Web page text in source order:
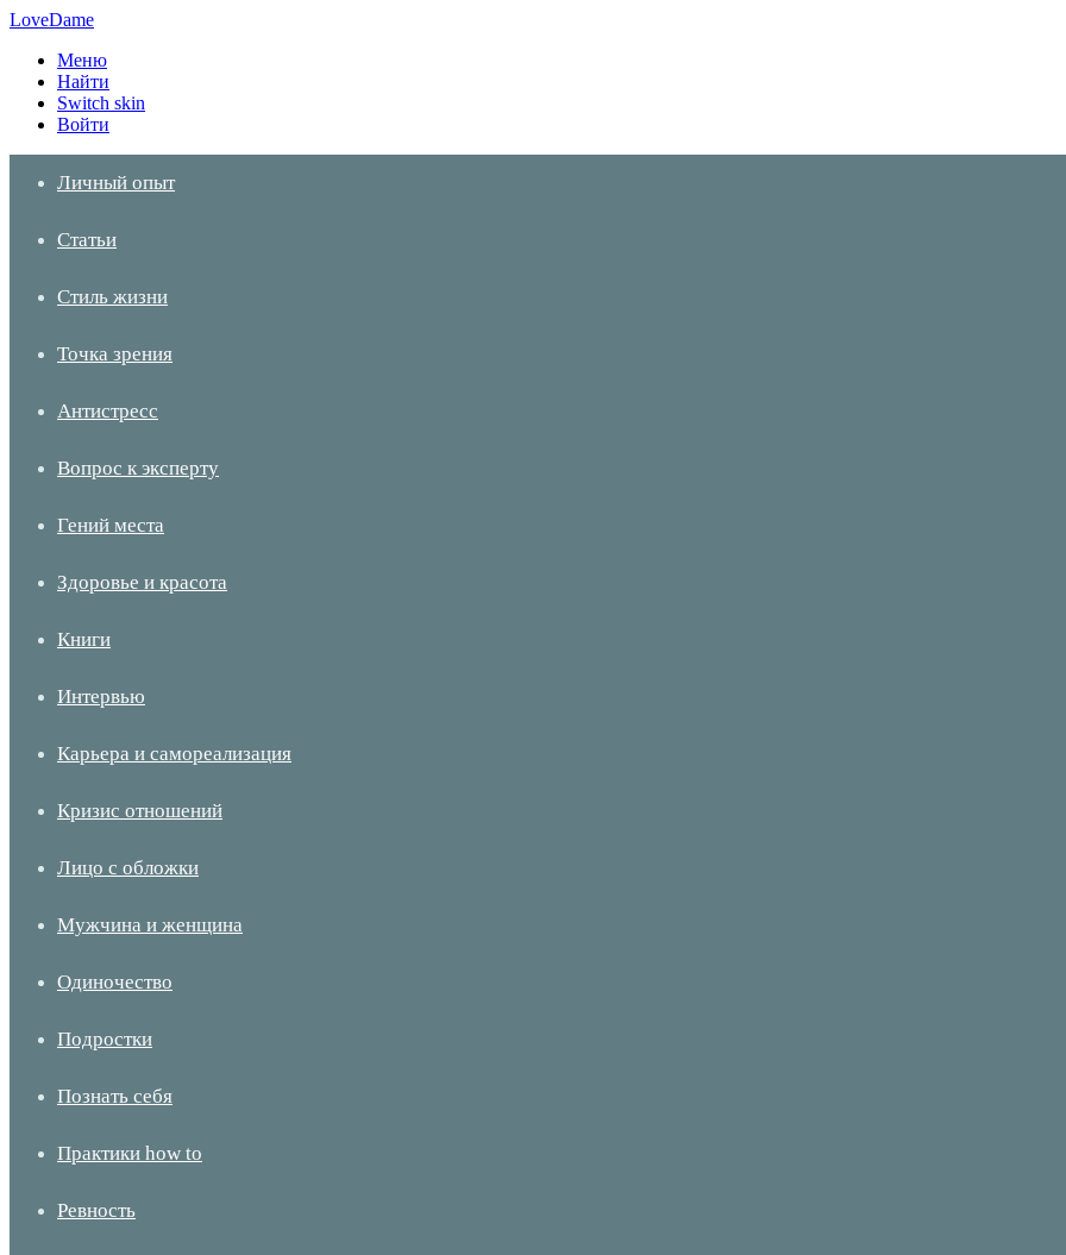
LoveDame
Меню
Найти
Switch skin
Войти
Личный опыт
Статьи
Стиль жизни
Точка зрения
Антистресс
Вопрос к эксперту
Гений места
Здоровье и красота
Книги
Интервью
Карьера и самореализация
Кризис отношений
Лицо с обложки
Мужчина и женщина
Одиночество
Подростки
Познать себя
Практики how to
Ревность